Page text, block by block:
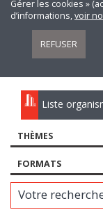
Gérer les cookies »
d’informations,voir
REFUSER
Liste
THÈMES
FORMATS
Votre recherche